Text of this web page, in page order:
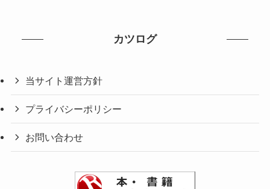
カツログ
当サイト運営方針
プライバシーポリシー
お問い合わせ